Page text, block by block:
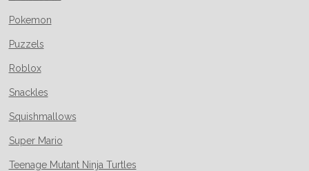
Pokemon
Puzzels
Roblox
Snackles
Squishmallows
Super Mario
Teenage Mutant Ninja Turtles